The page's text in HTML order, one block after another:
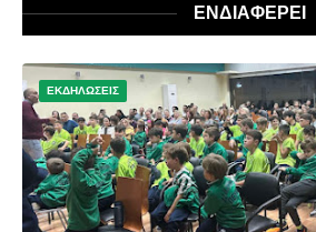
ΕΝΔΙΑΦΕΡΕΙ
ΕΚΔΗΛΩΣΕΙΣ